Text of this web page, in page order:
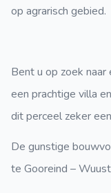
op agrarisch gebied.
Bent u op zoek
een prachtige villa
dit perceel zeker
De gunstige
te Gooreind –